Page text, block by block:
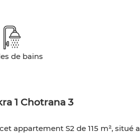
de bains
1 Chotrana 3
appartement S2 de 115 m², situé